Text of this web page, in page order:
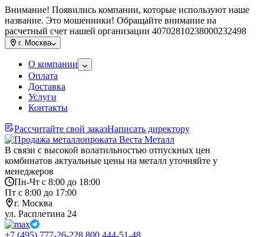
Внимание! Появились компании, которые используют наше
название. Это мошенники! Обращайте внимание на
расчетный счет нашей организации 40702810238000232498
г. Москва
О компании
Оплата
Доставка
Услуги
Контакты
Рассчитайте свой заказНаписать директору
В связи с высокой волатильностью отпускных цен
комбинатов актуальные цены на металл уточняйте у
менеджеров
Пн-Чт с 8:00 до 18:00
Пт с 8:00 до 17:00
г. Москва
ул. Расплетина 24
+7 (495) 777-26-228 800 444-51-48